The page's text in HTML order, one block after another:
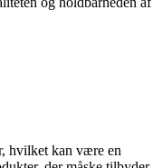
hvilket kan være en